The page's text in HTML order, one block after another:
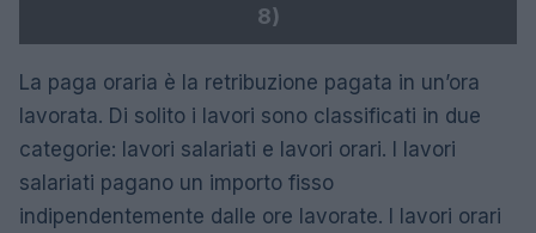
8)
La paga oraria è la retribuzione pagata in un’ora
lavorata. Di solito i lavori sono classificati in due
categorie: lavori salariati e lavori orari. I lavori
salariati pagano un importo fisso
indipendentemente dalle ore lavorate. I lavori orari